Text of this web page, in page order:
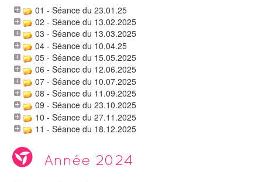
01 - Séance du 23.01.25
02 - Séance du 13.02.2025
03 - Séance du 13.03.2025
04 - Séance du 10.04.25
05 - Séance du 15.05.2025
06 - Séance du 12.06.2025
07 - Séance du 10.07.2025
08 - Séance du 11.09.2025
09 - Séance du 23.10.2025
10 - Séance du 27.11.2025
11 - Séance du 18.12.2025
Année 2024